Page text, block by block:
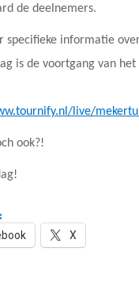
de deelnemers.
specifieke informatie
is de voortgang van
live/
ook?!
X